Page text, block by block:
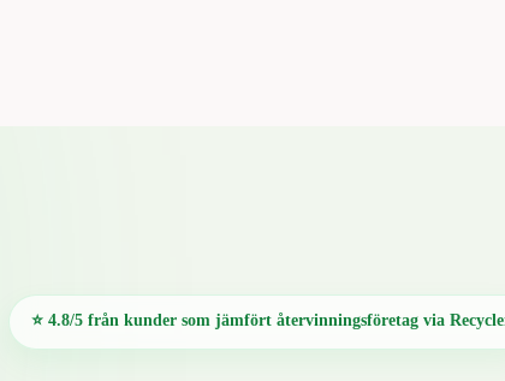
⭐ 4.8/5 från kunder som jämfört återvinningsföretag via